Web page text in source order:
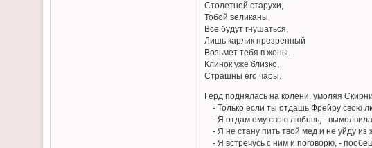
Столетней старухи,
Тобой великаны
Все будут гнушаться,
Лишь карлик презренный
Возьмет тебя в жены.
Клинок уже близко,
Страшны его чары.
Герд поднялась на колени, умоляя
- Только если ты отдашь Фрейру свою
- Я отдам ему свою любовь, -
- Я не стану пить твой мед и не уйду
- Я встречусь с ним и поговорю, -